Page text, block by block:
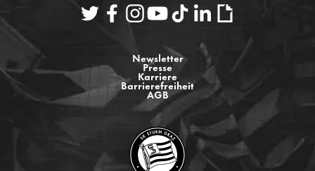
Newsletter
Presse
Karriere
Barrierefreiheit
AGB